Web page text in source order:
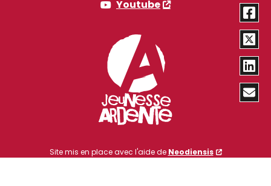
Youtube
Site mis en place avec l'aide de Neodiensis